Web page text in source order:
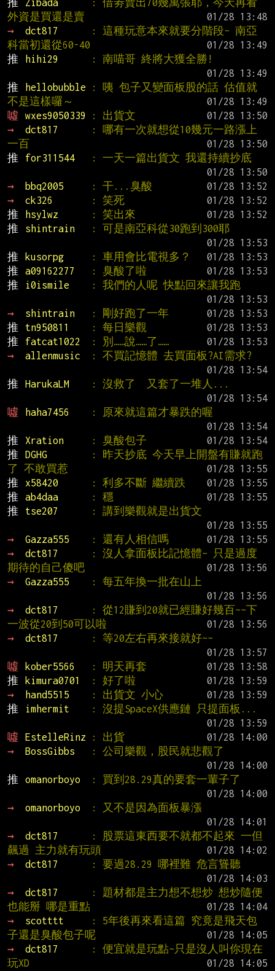
推 Zibada
: 借劵賣出70幾萬張耶，今天再看
外資是買還是賣
→
dct817
: 這種玩意本來就要分階段~ 南亞
科當初還從60-40
推
hihi29
: 南喵哥 終將大獲全勝!
推
hellobubble
: 咦 包子又變面板股的話 估值就
不是這樣囉～
噓
wxes9050339 : 出貨文
→
dct817
: 哪有一次就想從10幾元一路漲上
一百
推
for311544
: 一天一篇出貨文 我還持續抄底
→
bbq2005 : 干...臭酸
→
ck326 : 笑死
推
hsylwz : 笑出來
推
shintrain
: 可是南亞科從30跑到300耶
推
kusorpg : 車用會比電視多？
推
a09162277 : 臭酸了啦
推
i0ismile
: 我們的人呢 快點回來讓我跑
→
shintrain : 剛好跑了一年
推
tn950811 : 每日樂觀
推
fatcat1022 : 別……說……了……
→
allenmusic
: 不買記憶體 去買面板?AI需求?
推
HarukaLM
: 沒救了  又套了一堆人...
噓
haha7456
: 原來就這篇才暴跌的喔
推
Xration : 臭酸包子
推
DGHG
: 昨天抄底 今天早上開盤有賺就跑
了 不敢買惹
推
x58420 : 利多不斷 繼續跌
推
ab4daa : 穩
推
tse207
: 講到樂觀就是出貨文
→
Gazza555 : 還有人相信嗎
→
dct817
: 沒人拿面板比記憶體~ 只是過度
期待的自己傻吧
→
Gazza555
: 每五年換一批在山上
→
dct817
: 從12賺到20就已經賺好幾百~~下
一波從20到50可以啦
→
dct817
: 等20左右再來接就好~~
噓
kober5566 : 明天再套
推
kimura0701 : 好了啦
→
hand5515 : 出貨文 小心
推
imhermit
: 沒提SpaceX供應鏈 只提面板...
噓
EstelleRinz : 出貨
→
BossGibbs
: 公司樂觀，股民就悲觀了
推
omanorboyo
: 買到28.29真的要套一輩子了
→
omanorboyo
: 又不是因為面板暴漲
→
dct817
: 股票這東西要不就都不起來 一但
飆過 主力就有玩頭
→
dct817
: 要過28.29 哪裡難 危言聳聽
→
dct817
: 題材都是主力想不想炒 想炒隨便
也能掰 哪是重點
→
scotttt
: 5年後再來看這篇 究竟是飛天包
子還是臭酸包子呢
→
dct817
: 便宜就是玩點~只是沒人叫你現在
玩XD